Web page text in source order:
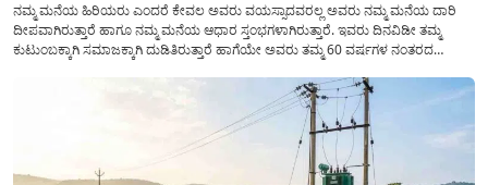
ನಮ್ಮ ಮನೆಯ ಹಿರಿಯರು ಎಂದರೆ ಕೇವಲ ಅವರು ವಯಸ್ಸಾದವರಲ್ಲ ಅವರು ನಮ್ಮ ಮನೆಯ ದಾರಿ
ದೀಪವಾಗಿರುತ್ತಾರೆ ಹಾಗೂ ನಮ್ಮ ಮನೆಯ ಆಧಾರ ಸ್ತಂಭಗಳಾಗಿರುತ್ತಾರೆ. ಇವರು ದಿನವಿಡೀ ತಮ್ಮ
ಕುಟುಂಬಕ್ಕಾಗಿ ಸಮಾಜಕ್ಕಾಗಿ ದುಡಿತಿರುತ್ತಾರೆ ಹಾಗೆಯೇ ಅವರು ತಮ್ಮ 60 ವರ್ಷಗಳ ನಂತರದ